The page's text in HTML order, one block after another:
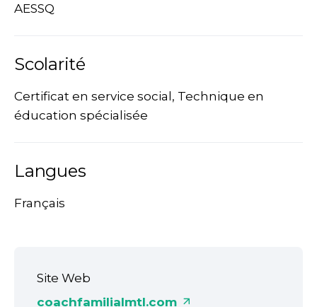
AESSQ
Scolarité
Certificat en service social, Technique en
éducation spécialisée
Langues
Français
Site Web
coachfamilialmtl.com